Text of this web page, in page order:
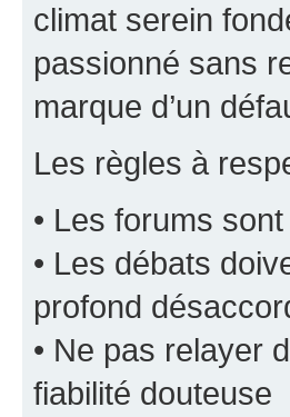
climat serein
passionné sans
marque d’un
Les règles à
• Les forums
• Les débats
profond
• Ne pas relayer
fiabilité douteuse